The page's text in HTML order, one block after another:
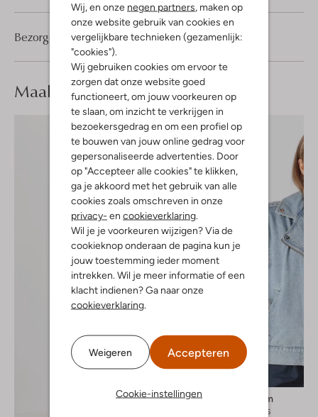
Wij, en onze negen partners, maken op
onze website gebruik van cookies en
vergelijkbare technieken (gezamenlijk:
"cookies").
Wij gebruiken cookies om ervoor te
zorgen dat onze website goed
functioneert, om jouw voorkeuren op
te slaan, om inzicht te verkrijgen in
bezoekersgedrag en om een profiel op
te bouwen van jouw online gedrag voor
gepersonaliseerde advertenties. Door
op "Accepteer alle cookies" te klikken,
ga je akkoord met het gebruik van alle
cookies zoals omschreven in onze
privacy- en cookieverklaring.
Wil je je voorkeuren wijzigen? Via de
cookieknop onderaan de pagina kun je
jouw toestemming ieder moment
intrekken. Wil je meer informatie of een
klacht indienen? Ga naar onze
cookieverklaring.
Weigeren Accepteren
Cookie-instellingen
Bezorgen & retourneren
Maak jelook compleet
Modström
Spijkerjas